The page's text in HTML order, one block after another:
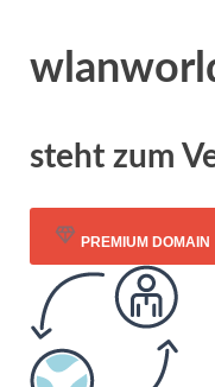
steht zum
PREMIUM DOMAIN